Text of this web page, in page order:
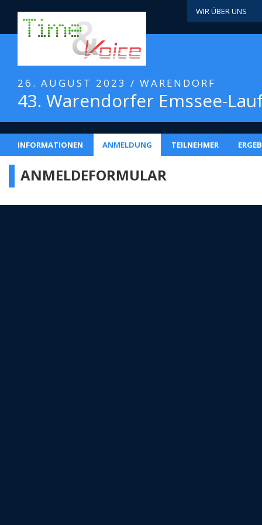
WIR ÜBER UNS
26. AUGUST 2023 / WARENDORF
43. Warendorfer Emssee-
INFORMATIONEN ANMELDUNG TEILNEHMER
ANMELDEFORMULAR